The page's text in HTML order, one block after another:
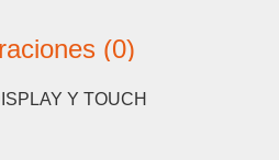
(0)
Y TOUCH